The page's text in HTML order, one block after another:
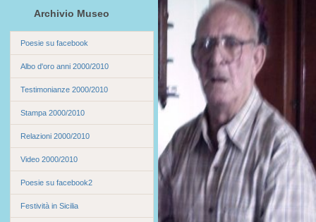
Archivio Museo
Poesie su facebook
Albo d'oro anni 2000/2010
Testimonianze 2000/2010
Stampa 2000/2010
Relazioni 2000/2010
Video 2000/2010
Poesie su facebook2
Festività in Sicilia